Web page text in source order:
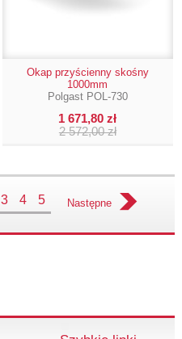
Okap przyścienny skośny
1000mm
Polgast POL-730
1 671,80 zł
2 572,00 zł
3 4 5 Następne